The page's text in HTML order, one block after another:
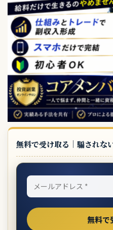
無料で受け取る｜騙されな